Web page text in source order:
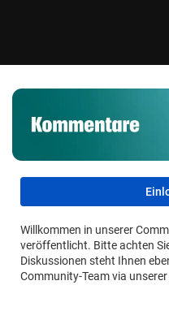
Willkommen in unserer
veröffentlicht. Bitte achten
Diskussionen steht Ihnen
Community-Team via